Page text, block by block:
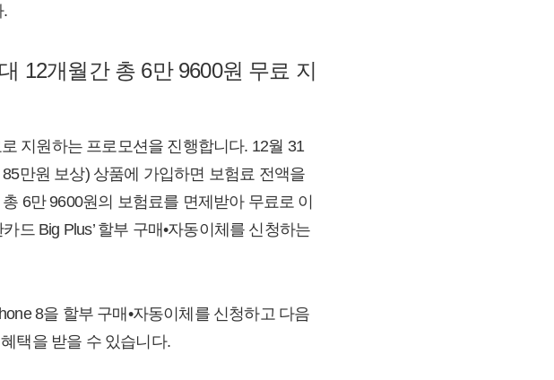
12개월간 총 6만 9600원 무료 지
지원하는 프로모션을 진행합니다. 12월 31
만원 보상) 상품에 가입하면 보험료 전액을
6만 9600원의 보험료를 면제받아 무료로 이
드 Big Plus’ 할부 구매•자동이체를 신청하는
8을 할부 구매•자동이체를 신청하고 다음
택을 받을 수 있습니다.